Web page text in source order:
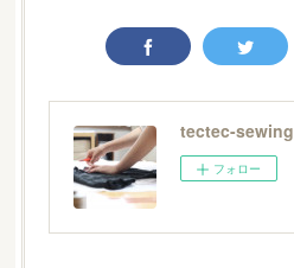
tectec-sewing
フォロー